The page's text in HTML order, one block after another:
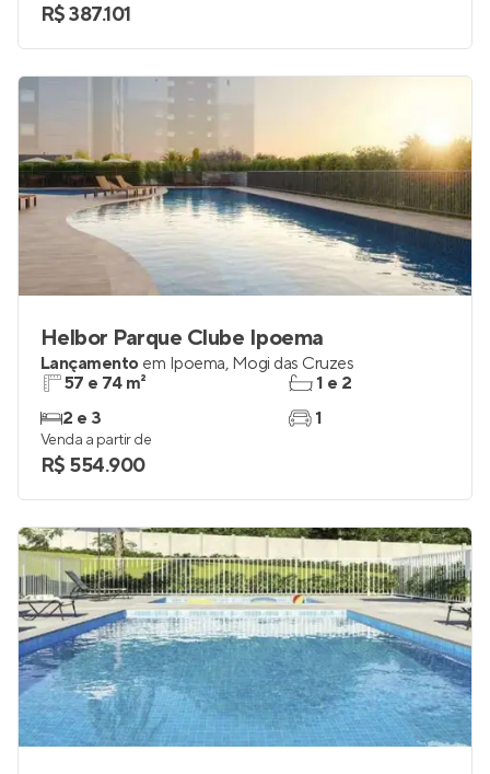
R$ 387.101
Helbor Parque Clube Ipoema
Lançamento em Ipoema, Mogi das Cruzes
57 e 74 m²
2 e 3
1 e 2
1
Venda a partir de
R$ 554.900